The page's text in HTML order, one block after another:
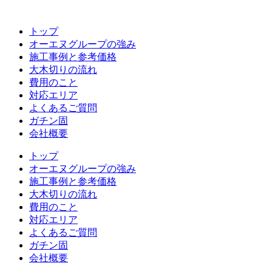
トップ
オーエヌグループの強み
施工事例と参考価格
大木切りの流れ
費用のこと
対応エリア
よくあるご質問
ガチン固
会社概要
トップ
オーエヌグループの強み
施工事例と参考価格
大木切りの流れ
費用のこと
対応エリア
よくあるご質問
ガチン固
会社概要